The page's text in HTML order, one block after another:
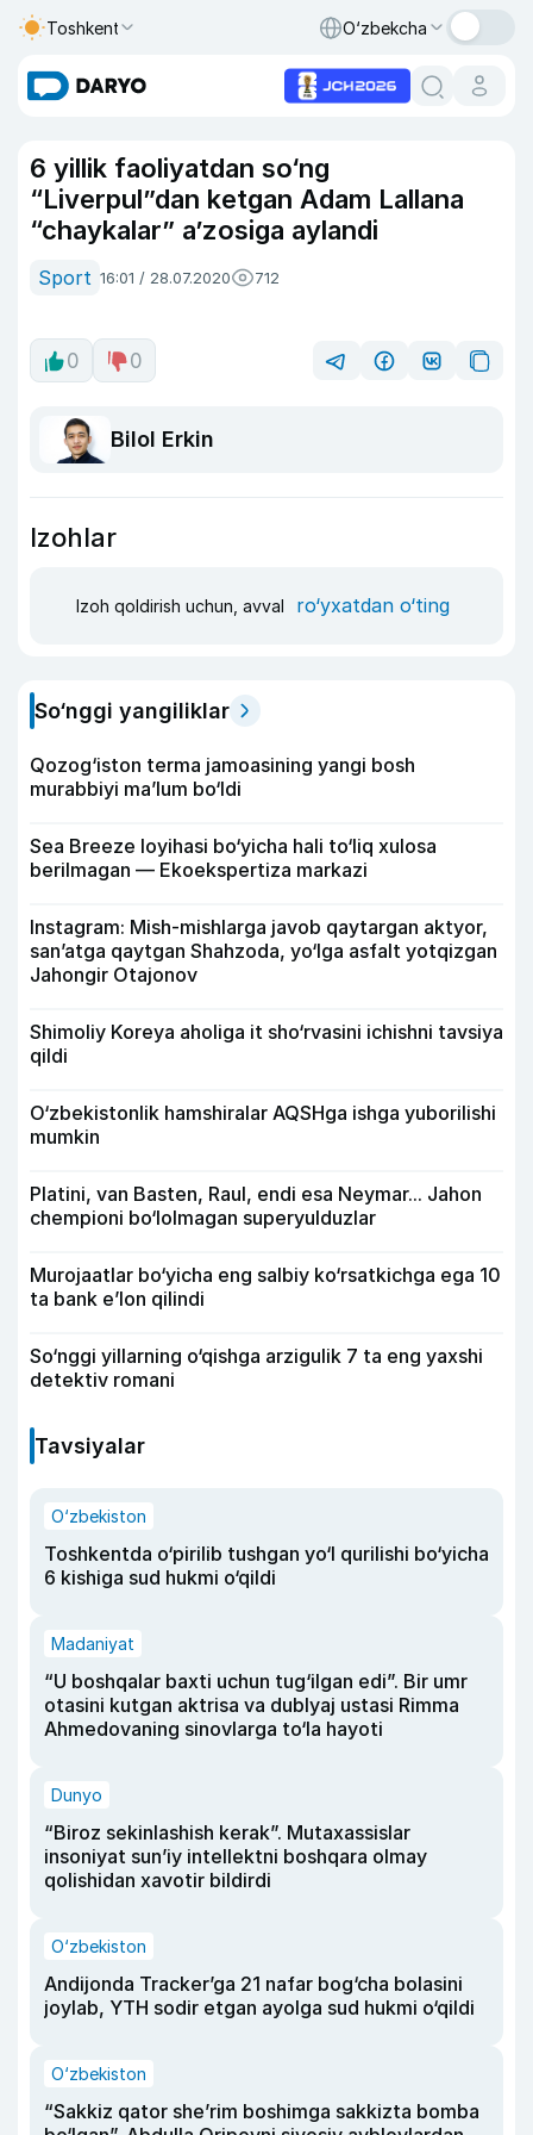
Toshkent O‘zbekcha
6 yillik faoliyatdan so‘ng
“Liverpul”dan ketgan Adam Lallana
“chaykalar” a’zosiga aylandi
Sport 16:01 / 28.07.2020 712
0 0
Bilol Erkin
Izohlar
Izoh qoldirish uchun, avval ro‘yxatdan o‘ting
So‘nggi yangiliklar
Qozog‘iston terma jamoasining yangi bosh
murabbiyi ma’lum bo‘ldi
Sea Breeze loyihasi bo‘yicha hali to‘liq xulosa
berilmagan — Ekoekspertiza markazi
Instagram: Mish-mishlarga javob qaytargan aktyor,
san’atga qaytgan Shahzoda, yo‘lga asfalt yotqizgan
Jahongir Otajonov
Shimoliy Koreya aholiga it sho‘rvasini ichishni tavsiya
qildi
O‘zbekistonlik hamshiralar AQSHga ishga yuborilishi
mumkin
Platini, van Basten, Raul, endi esa Neymar... Jahon
chempioni bo‘lolmagan superyulduzlar
Murojaatlar bo‘yicha eng salbiy ko‘rsatkichga ega 10
ta bank e’lon qilindi
So‘nggi yillarning o‘qishga arzigulik 7 ta eng yaxshi
detektiv romani
Tavsiyalar
O‘zbekiston
Toshkentda o‘pirilib tushgan yo‘l qurilishi bo‘yicha
6 kishiga sud hukmi o‘qildi
Madaniyat
“U boshqalar baxti uchun tug‘ilgan edi”. Bir umr
otasini kutgan aktrisa va dublyaj ustasi Rimma
Ahmedovaning sinovlarga to‘la hayoti
Dunyo
“Biroz sekinlashish kerak”. Mutaxassislar
insoniyat sun’iy intellektni boshqara olmay
qolishidan xavotir bildirdi
O‘zbekiston
Andijonda Tracker’ga 21 nafar bog‘cha bolasini
joylab, YTH sodir etgan ayolga sud hukmi o‘qildi
O‘zbekiston
“Sakkiz qator she’rim boshimga sakkizta bomba